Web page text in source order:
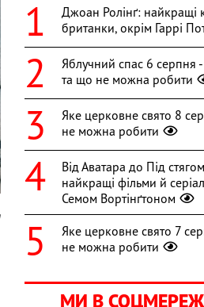
Джоан Ролінґ: найкращі
британки, окрім Гаррі
Яблучний спас 6 серпня -
та що не можна робити
Яке церковне свято 8
не можна робити
Від Аватара до Під
найкращі фільми й
Семом Вортінґтоном
Яке церковне свято 7
не можна робити
МИ В